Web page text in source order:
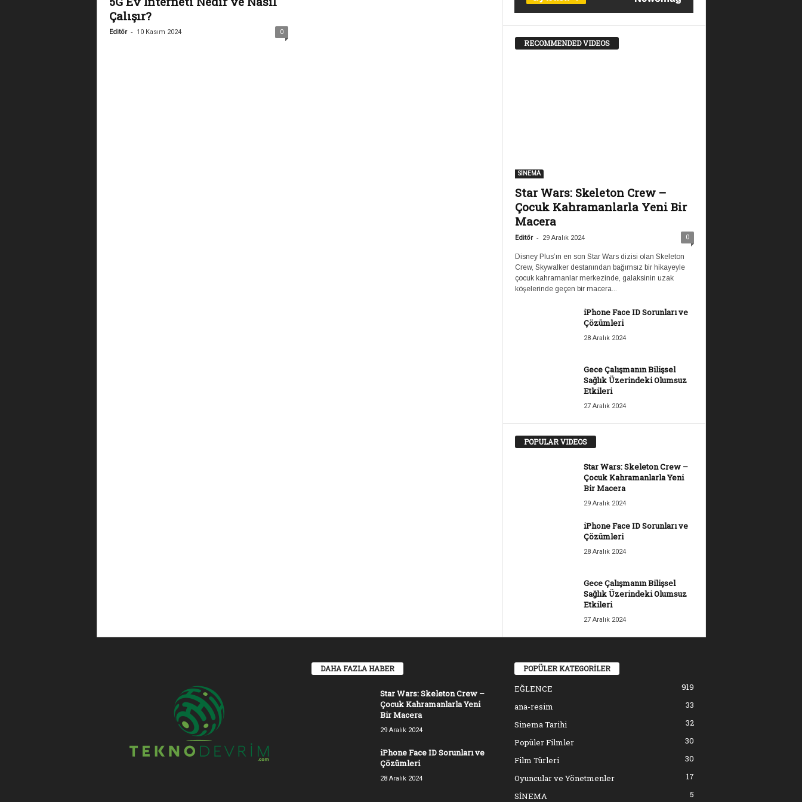
Çalışır?
Editör - 10 Kasım 2024 0
RECOMMENDED VIDEOS
SİNEMA
Star Wars: Skeleton Crew –
Çocuk Kahramanlarla Yeni Bir
Macera
Editör - 29 Aralık 2024 0
Disney Plus’ın en son Star Wars dizisi olan Skeleton
Crew, Skywalker destanından bağımsız bir hikayeyle
çocuk kahramanlar merkezinde, galaksinin uzak
köşelerinde geçen bir macera...
iPhone Face ID Sorunları ve
Çözümleri
28 Aralık 2024
Gece Çalışmanın Bilişsel
Sağlık Üzerindeki Olumsuz
Etkileri
27 Aralık 2024
POPULAR VIDEOS
Star Wars: Skeleton Crew –
Çocuk Kahramanlarla Yeni
Bir Macera
29 Aralık 2024
iPhone Face ID Sorunları ve
Çözümleri
28 Aralık 2024
Gece Çalışmanın Bilişsel
Sağlık Üzerindeki Olumsuz
Etkileri
27 Aralık 2024
DAHA FAZLA HABER
Star Wars: Skeleton Crew –
Çocuk Kahramanlarla Yeni
Bir Macera
29 Aralık 2024
iPhone Face ID Sorunları ve
Çözümleri
28 Aralık 2024
POPÜLER KATEGORİLER
EĞLENCE
919
ana-resim
33
Sinema Tarihi
32
Popüler Filmler
30
Film Türleri
30
Oyuncular ve Yönetmenler
17
SİNEMA
5